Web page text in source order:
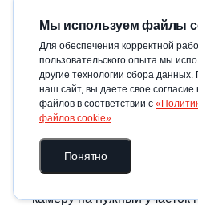
Обдумайте, на чем вы
в первую очередь: на
целом или за какими-то
этого будет зависеть
вас интересует общая
следует расположить так,
как можно больше
внимание необходимо
камеру на нужный участок
Мы используем файлы
Для обеспечения корректной
пользовательского опыта мы
другие технологии сбора
наш сайт, вы даете свое
файлов в соответствии с
файлов cookie».
Понятно